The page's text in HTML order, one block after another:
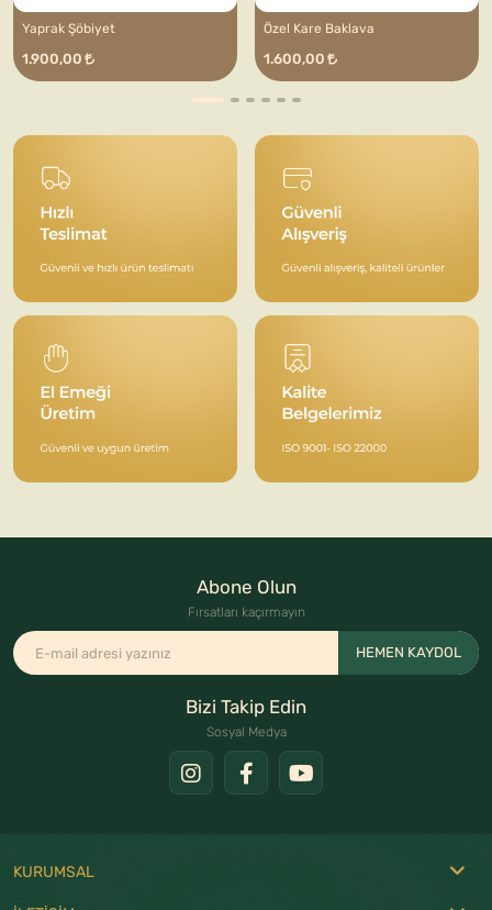
Yaprak Şöbiyet
1.900,00
Özel Kare Baklava
1.600,00
Abone Olun
Fırsatları kaçırmayın
HEMEN KAYDOL
Bizi Takip Edin
Sosyal Medya
KURUMSAL